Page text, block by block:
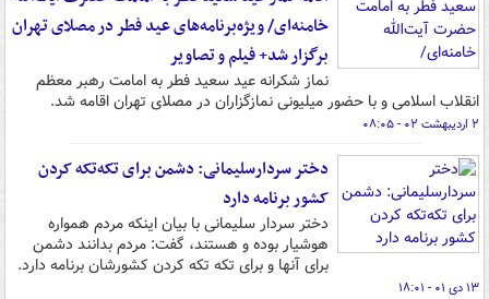
خامنه‌ای/ ویژه‌برنامه‌های عید فطر در مصلای تهران
برگزار شد+ فیلم و تصاویر
نماز شکرانه عید سعید فطر به امامت رهبر معظم
انقلاب اسلامی و با حضور میلیونی نمازگزاران در مصلای تهران اقامه شد.
۲ اردیبهشت ۰۲ - ۰۸:۰۵
دختر سردارسلیمانی: دشمن برای تکه‌تکه کردن
کشور برنامه دارد
دختر سردار سلیمانی با بیان اینکه مردم همواره
هوشیار بوده‌ و هستند، گفت: مردم بدانند دشمن
برای آنها و برای تکه تکه کردن کشورشان برنامه دارد.
۱۳ دی ۰۱ - ۱۸:۰۱